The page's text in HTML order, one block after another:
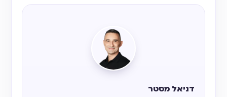
דניאל מסטר